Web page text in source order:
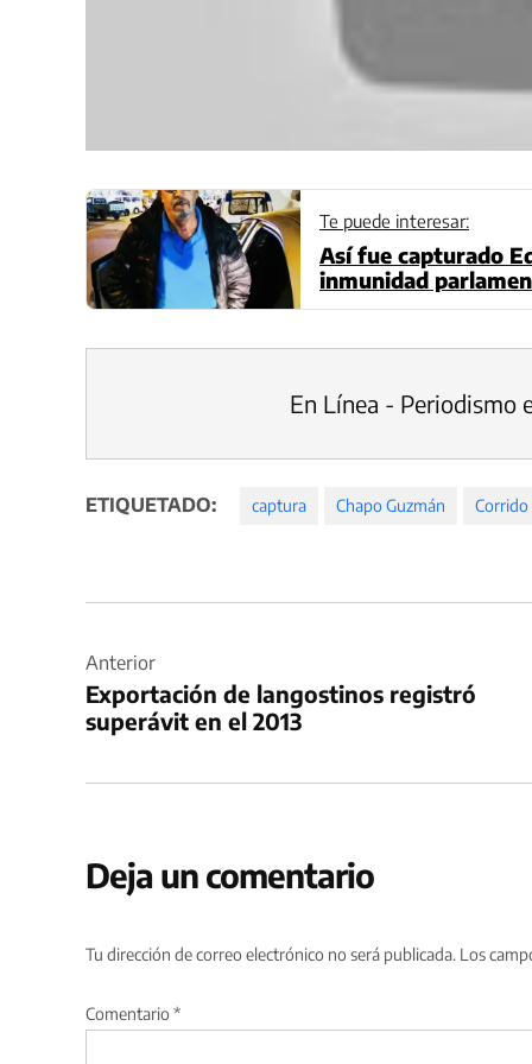
Te puede interesar:
Así fue capturado
inmunidad
En Línea - Periodismo
ETIQUETADO: captura Chapo Guzmán Corrido
de
entradas
Anterior
Exportación de langostinos registró
superávit en el 2013
Deja un comentario
Tu dirección de correo electrónico no será publicada. Los
Comentario *